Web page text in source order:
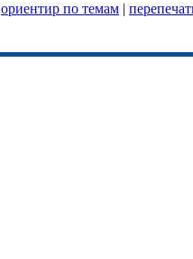
ориентир по темам |